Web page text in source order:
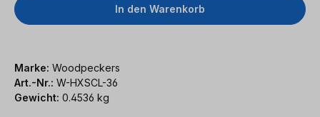
In den Warenkorb
Marke: Woodpeckers
Art.-Nr.: W-HXSCL-36
Gewicht: 0.4536 kg